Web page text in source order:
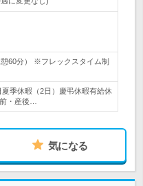
60分） ※フレックスタイム制
季休暇（2日）慶弔休暇有給休
・産後…
気になる